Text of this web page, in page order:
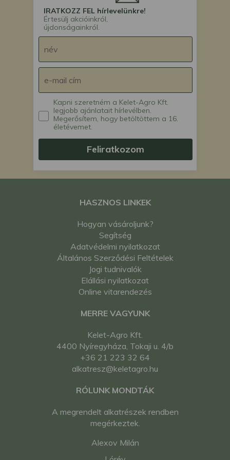
IRATKOZZ FEL hírlevelünkre!
Értesülj akcióinkról,
újdonságainkról.
Kapni szeretném a Kelet-Agro Kft.
legjobb ajánlatait hírlevélben.
Megerősítem, hogy betöltöttem a 16.
életévemet.
Feliratkozom
HASZNOS LINKEK
Hogyan vásároljunk?
Segítség
Adatvédelmi nyilatkozat
Általános Szerződési Feltételek
Jogi tudnivalók
Elállási nyilatkozat
Online vitarendezés
MERRE VAGYUNK
Kelet-Agro Kft.
4400 Nyíregyháza, Tokaji u. 4/b
+36 21 223 32 64
alkatresz@keletagro.hu
RÓLUNK MONDTÁK
A megrendelt alkatrészek rendben
megérkeztek.
Alexov Milán